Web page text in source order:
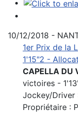
10/12/2018 -
1er Prix de la
1'15"2 -
CAPELLA DU
victoires -
Jockey/Driver
Propriétaire :